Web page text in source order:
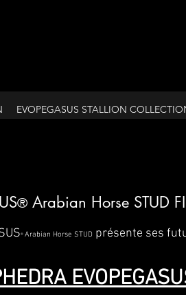
EVOPEGASUS STALLION
® Arabian Horse STUD
® Arabian Horse STUD présente ses